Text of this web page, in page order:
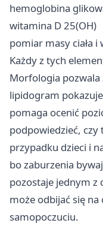
hemoglobina
witamina D 25(OH)
pomiar masy ciała
Każdy z tych
Morfologia pozwala
lipidogram
pomaga ocenić
podpowiedzieć, czy
przypadku dzieci i
bo zaburzenia
pozostaje jednym z
może odbijać się
samopoczuciu.